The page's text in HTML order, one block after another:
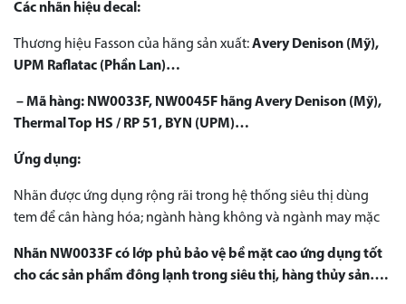
Các nhãn hiệu decal:
Thương hiệu Fasson của hãng sản xuất:Avery Denison (Mỹ),
UPM Raflatac (Phần Lan)…
– Mã hàng: NW0033F, NW0045F hãng Avery Denison (Mỹ),
Thermal Top HS / RP 51, BYN (UPM)…
Ứng dụng:
Nhãn được ứng dụng rộng rãi trong hệ thống siêu thị dùng
tem để cân hàng hóa; ngành hàng không và ngành may mặc
Nhãn NW0033Fcó lớp phủ bảo vệ bề mặt cao ứng dụng tốt
cho các sản phẩm đông lạnh trong siêu thị, hàng thủy sản….